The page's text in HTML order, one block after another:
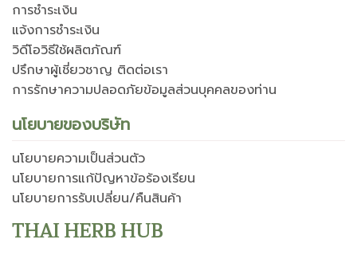
การชำระเงิน
แจ้งการชำระเงิน
วิดีโอวิธีใช้ผลิตภัณฑ์
ปรึกษาผู้เชี่ยวชาญ ติดต่อเรา
การรักษาความปลอดภัยข้อมูลส่วนบุคคลของท่าน
นโยบายของบริษัท
นโยบายความเป็นส่วนตัว
นโยบายการแก้ปัญหาข้อร้องเรียน
นโยบายการรับเปลี่ยน/คืนสินค้า
THAI HERB HUB